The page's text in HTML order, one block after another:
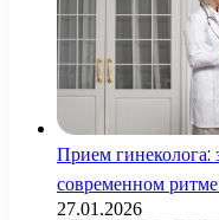
Прием гинеколога:
современном
27.01.2026